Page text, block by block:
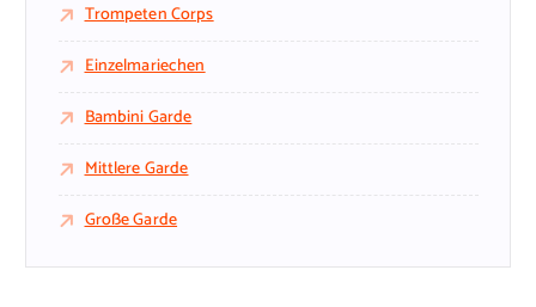
Trompeten Corps
Einzelmariechen
Bambini Garde
Mittlere Garde
Große Garde